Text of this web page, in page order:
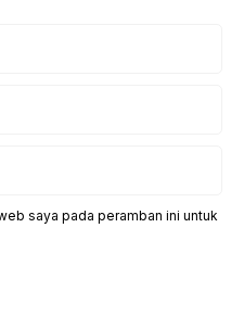
saya pada peramban ini untuk